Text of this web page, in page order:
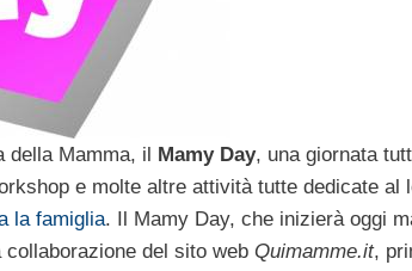
Mamma, il Mamy Day, una giornata
e molte altre attività tutte dedicate al
la famiglia. Il Mamy Day, che inizierà oggi
del sito web Quimamme.it,